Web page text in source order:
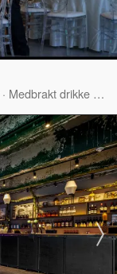
· Medbrakt drikke tillatt